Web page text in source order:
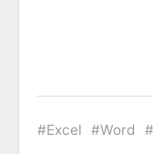
Excel Word